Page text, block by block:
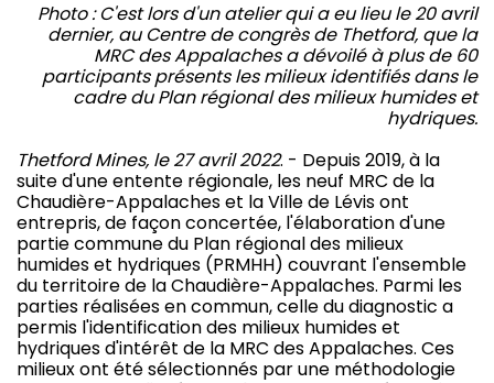
Photo : C'est lors d'un atelier qui a eu lieu le 20 avril
dernier, au Centre de congrès de Thetford, que la
MRC des Appalaches a dévoilé à plus de 60
participants présents les milieux identifiés dans le
cadre du Plan régional des milieux humides et
hydriques.
Thetford Mines, le 27 avril 2022. - Depuis 2019, à la
suite d'une entente régionale, les neuf MRC de la
Chaudière-Appalaches et la Ville de Lévis ont
entrepris, de façon concertée, l'élaboration d'une
partie commune du Plan régional des milieux
humides et hydriques (PRMHH) couvrant l'ensemble
du territoire de la Chaudière-Appalaches. Parmi les
parties réalisées en commun, celle du diagnostic a
permis l'identification des milieux humides et
hydriques d'intérêt de la MRC des Appalaches. Ces
milieux ont été sélectionnés par une méthodologie